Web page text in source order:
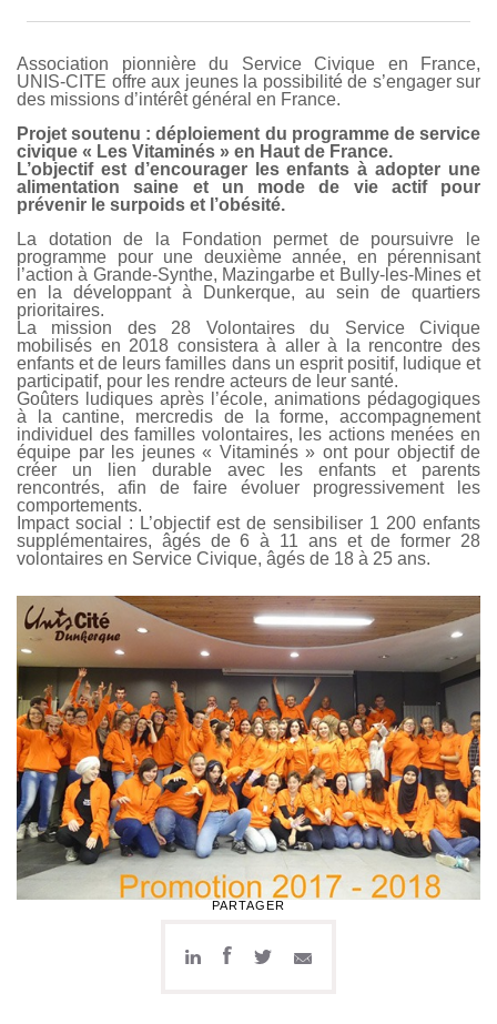
Association pionnière du Service Civique en France,
UNIS-CITE offre aux jeunes la possibilité de s’engager sur
des missions d’intérêt général en France.
Projet soutenu : déploiement du programme de service
civique « Les Vitaminés » en Haut de France.
L’objectif est d’encourager les enfants à adopter une
alimentation saine et un mode de vie actif pour
prévenir le surpoids et l’obésité.
La dotation de la Fondation permet de poursuivre le
programme pour une deuxième année, en pérennisant
l’action à Grande-Synthe, Mazingarbe et Bully-les-Mines et
en la développant à Dunkerque, au sein de quartiers
prioritaires.
La mission des 28 Volontaires du Service Civique
mobilisés en 2018 consistera à aller à la rencontre des
enfants et de leurs familles dans un esprit positif, ludique et
participatif, pour les rendre acteurs de leur santé.
Goûters ludiques après l’école, animations pédagogiques
à la cantine, mercredis de la forme, accompagnement
individuel des familles volontaires, les actions menées en
équipe par les jeunes « Vitaminés » ont pour objectif de
créer un lien durable avec les enfants et parents
rencontrés, afin de faire évoluer progressivement les
comportements.
Impact social : L’objectif est de sensibiliser 1 200 enfants
supplémentaires, âgés de 6 à 11 ans et de former 28
volontaires en Service Civique, âgés de 18 à 25 ans.
PARTAGER